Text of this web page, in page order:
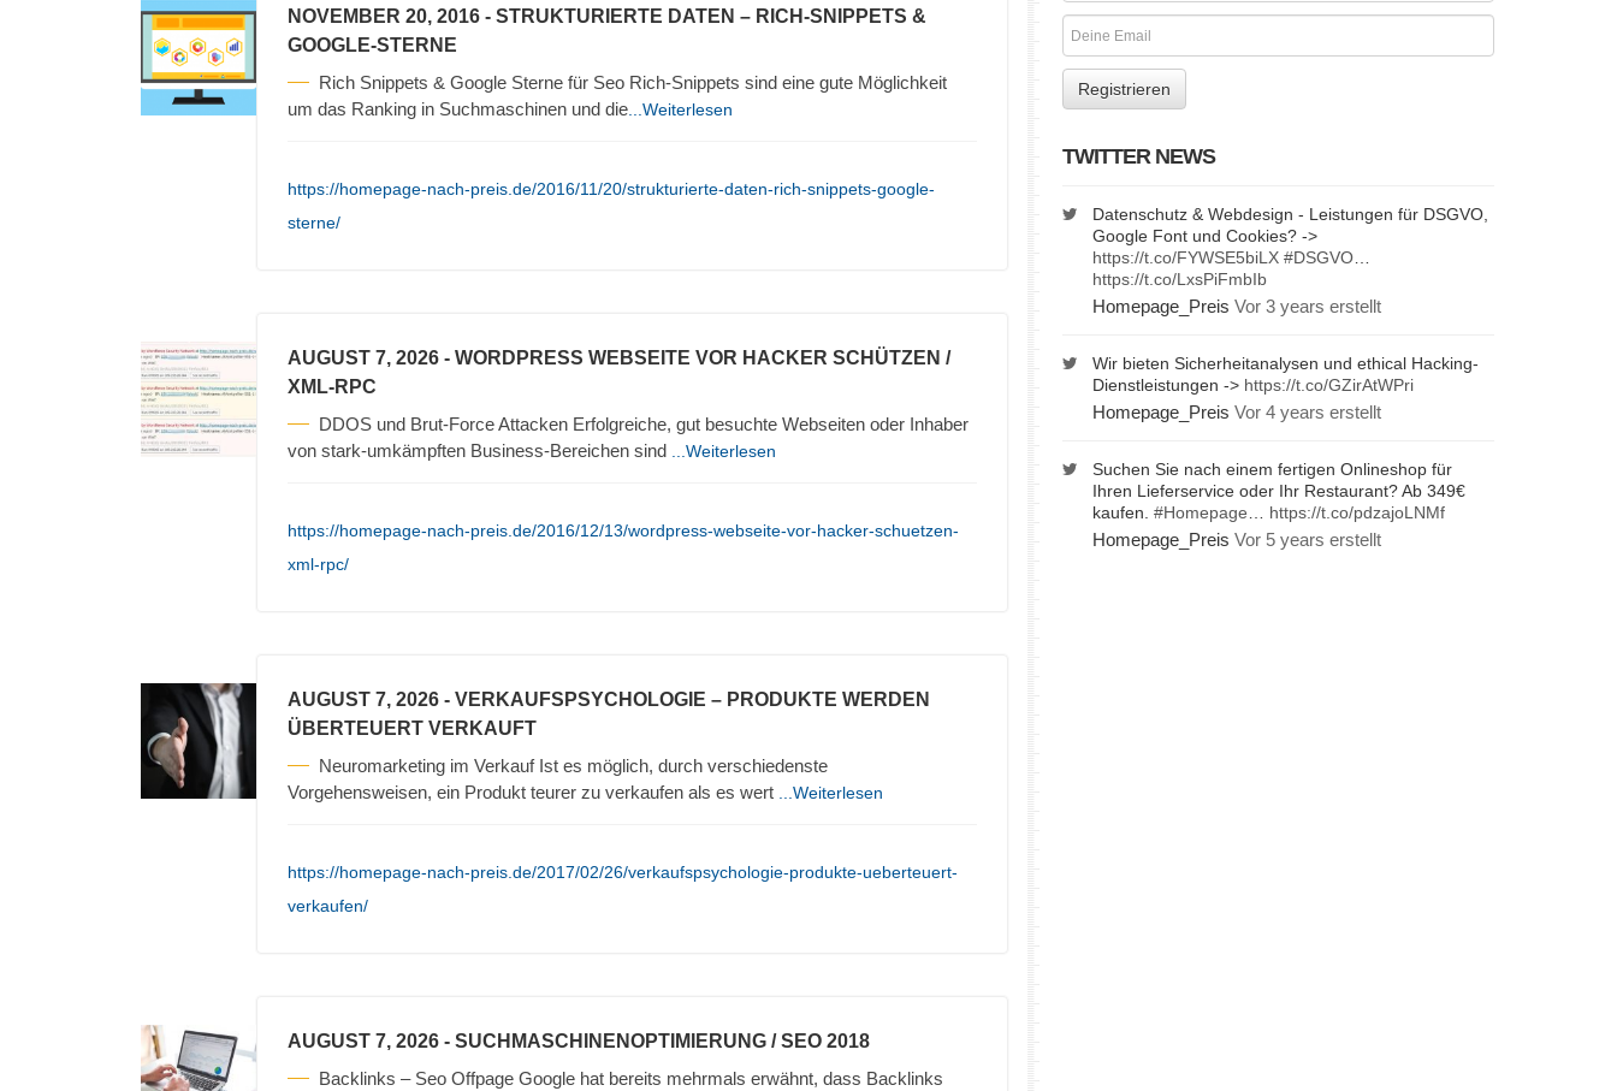
NOVEMBER 20, 2016 - STRUKTURIERTE DATEN – RICH-SNIPPETS &
GOOGLE-STERNE
Rich Snippets & Google Sterne für Seo Rich-Snippets sind eine gute Möglichkeit
um das Ranking in Suchmaschinen und die ...Weiterlesen
https://homepage-nach-preis.de/2016/11/20/strukturierte-daten-rich-snippets-google-
sterne/
AUGUST 7, 2026 - WORDPRESS WEBSEITE VOR HACKER SCHÜTZEN /
XML-RPC
DDOS und Brut-Force Attacken Erfolgreiche, gut besuchte Webseiten oder Inhaber
von stark-umkämpften Business-Bereichen sind
...Weiterlesen
https://homepage-nach-preis.de/2016/12/13/wordpress-webseite-vor-hacker-schuetzen-
xml-rpc/
AUGUST 7, 2026 - VERKAUFSPSYCHOLOGIE – PRODUKTE WERDEN
ÜBERTEUERT VERKAUFT
Neuromarketing im Verkauf Ist es möglich, durch verschiedenste
Vorgehensweisen, ein Produkt teurer zu verkaufen als es wert
...Weiterlesen
https://homepage-nach-preis.de/2017/02/26/verkaufspsychologie-produkte-ueberteuert-
verkaufen/
AUGUST 7, 2026 - SUCHMASCHINENOPTIMIERUNG / SEO 2018
Backlinks – Seo Offpage Google hat bereits mehrmals erwähnt, dass Backlinks
TWITTER NEWS
Datenschutz & Webdesign - Leistungen für DSGVO,
Google Font und Cookies? ->
https://t.co/FYWSE5biLX #DSGVO…
https://t.co/LxsPiFmbIb
Homepage_Preis Vor 3 years erstellt
Wir bieten Sicherheitanalysen und ethical Hacking-
Dienstleistungen -> https://t.co/GZirAtWPri
Homepage_Preis Vor 4 years erstellt
Suchen Sie nach einem fertigen Onlineshop für
Ihren Lieferservice oder Ihr Restaurant? Ab 349€
kaufen. #Homepage https://t.co/pdzajoLNMf
Homepage_Preis Vor 5 years erstellt